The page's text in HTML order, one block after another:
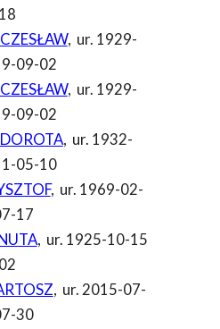
, ur. 1929-
09-02
, ur. 1929-
09-02
, ur. 1932-
05-10
, ur. 1969-02-
17
, ur. 1925-10-15
, ur. 2015-07-
30